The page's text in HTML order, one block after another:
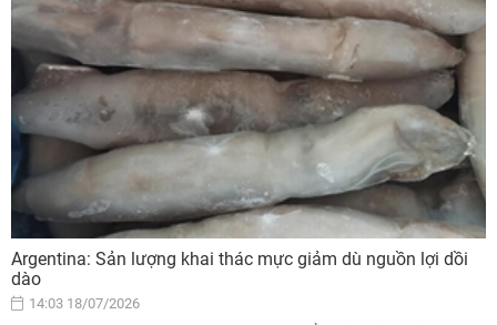
Argentina: Sản lượng khai thác mực giảm dù nguồn lợi dồi
dào
14:03 18/07/2026